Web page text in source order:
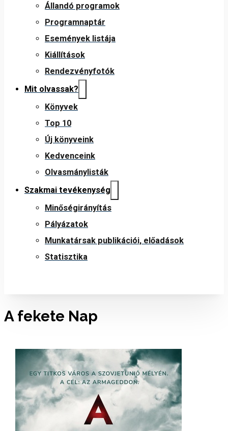
Állandó programok
Programnaptár
Események listája
Kiállítások
Rendezvényfotók
Mit olvassak?
Könyvek
Top 10
Új könyveink
Kedvenceink
Olvasmánylisták
Szakmai tevékenység
Minőségirányítás
Pályázatok
Munkatársak publikációi, előadások
Statisztika
A ​fekete Nap